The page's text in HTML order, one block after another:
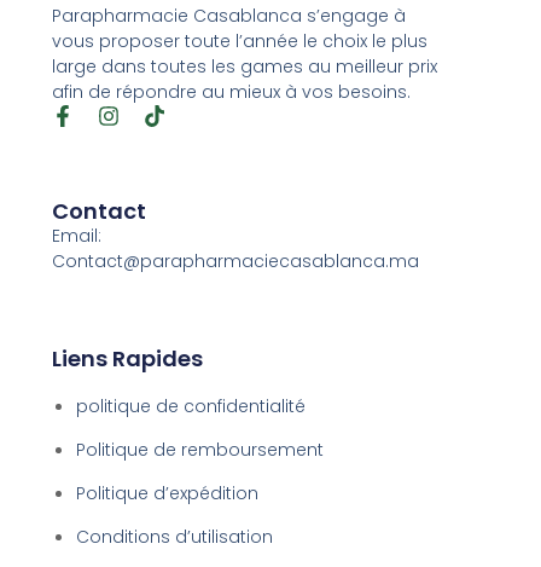
Parapharmacie Casablanca s’engage à
vous proposer toute l’année le choix le plus
large dans toutes les games au meilleur prix
afin de répondre au mieux à vos besoins.
Contact
Email:
Contact@parapharmaciecasablanca.ma
Liens Rapides
politique de confidentialité
Politique de remboursement
Politique d’expédition
Conditions d’utilisation